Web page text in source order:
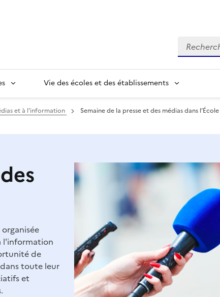
Rechercher
Vie des écoles et des établissements
et à l'information Semaine de la presse et des médias dans l’École
l'information
de
toute leur
et